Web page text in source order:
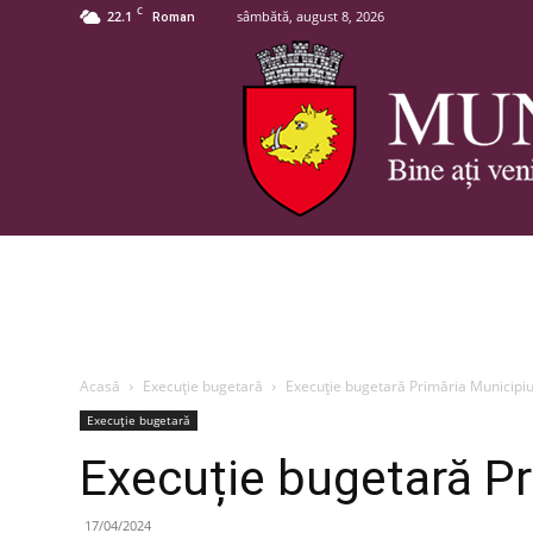
22.1 C Roman sâmbătă, august 8, 2026
Acasă Execuție bugetară Execuție bugetară Primăria
Execuție bugetară
Execuție bugetară
17/04/2024